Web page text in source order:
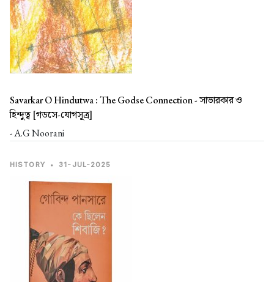
Savarkar O Hindutwa : The Godse Connection -সাভারকার ও
হিন্দুত্ব [গডসে-যোগসূত্র]
- A.G Noorani
HISTORY • 31-JUL-2025